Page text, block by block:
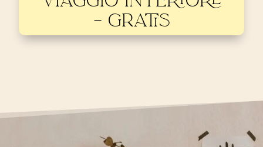
– GRATIS